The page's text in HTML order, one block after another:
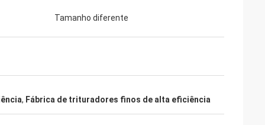
Tamanho diferente
, Fábrica de trituradores finos de alta eficiência